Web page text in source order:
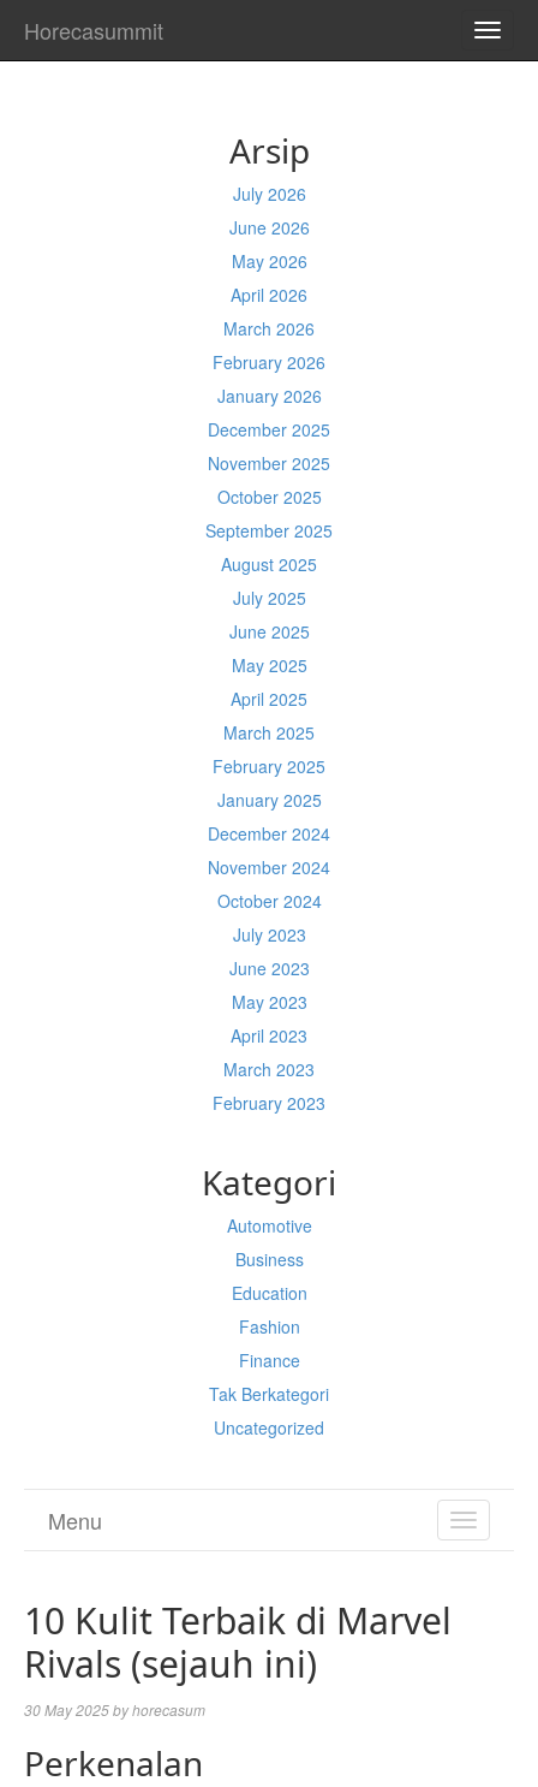
Horecasummit
Arsip
July 2026
June 2026
May 2026
April 2026
March 2026
February 2026
January 2026
December 2025
November 2025
October 2025
September 2025
August 2025
July 2025
June 2025
May 2025
April 2025
March 2025
February 2025
January 2025
December 2024
November 2024
October 2024
July 2023
June 2023
May 2023
April 2023
March 2023
February 2023
Kategori
Automotive
Business
Education
Fashion
Finance
Tak Berkategori
Uncategorized
TOGGLE
Menu
10 Kulit Terbaik di Marvel
Rivals (sejauh ini)
30 May 2025byhorecasum
Perkenalan